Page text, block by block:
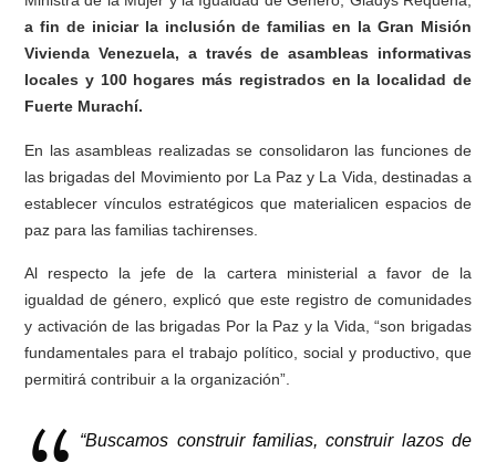
a fin de iniciar la inclusión de familias en la Gran Misión
Vivienda Venezuela, a través de asambleas informativas
locales y 100 hogares más registrados en la localidad de
Fuerte Murachí.
En las asambleas realizadas se consolidaron las funciones de
las brigadas del Movimiento por La Paz y La Vida, destinadas a
establecer vínculos estratégicos que materialicen espacios de
paz para las familias tachirenses.
Al respecto la jefe de la cartera ministerial a favor de la
igualdad de género, explicó que este registro de comunidades
y activación de las brigadas Por la Paz y la Vida, “son brigadas
fundamentales para el trabajo político, social y productivo, que
permitirá contribuir a la organización”.
“Buscamos construir familias, construir lazos de